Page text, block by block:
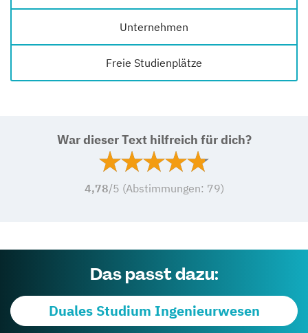
Unternehmen
Freie Studienplätze
War dieser Text hilfreich für dich?
4,78/5 (Abstimmungen: 79)
Das passt dazu:
Duales Studium Ingenieurwesen